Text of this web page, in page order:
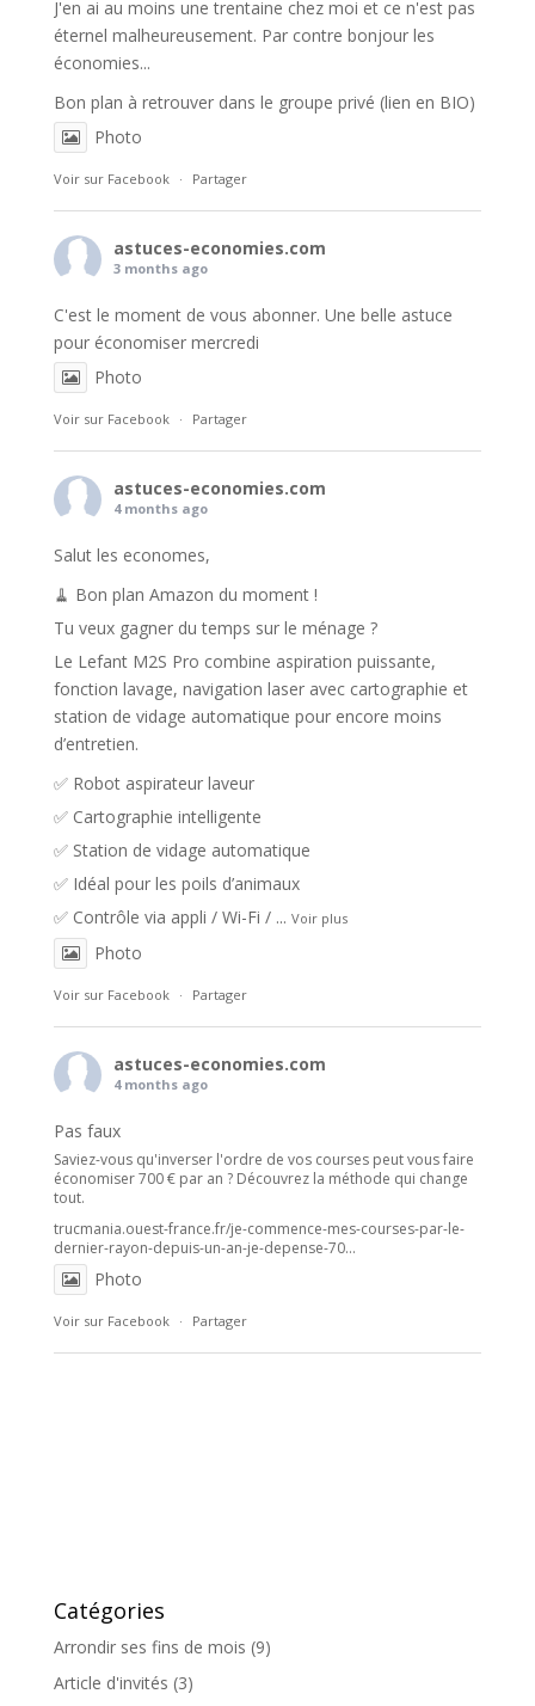
J'en ai au moins une trentaine chez moi et ce n'est pas
éternel malheureusement. Par contre bonjour les
économies...
Bon plan à retrouver dans le groupe privé (lien en BIO)
Photo
Voir sur Facebook · Partager
astuces-economies.com
3 months ago
C'est le moment de vous abonner. Une belle astuce
pour économiser mercredi
Photo
Voir sur Facebook · Partager
astuces-economies.com
4 months ago
Salut les economes,
🧹 Bon plan Amazon du moment !
Tu veux gagner du temps sur le ménage ?
Le Lefant M2S Pro combine aspiration puissante,
fonction lavage, navigation laser avec cartographie et
station de vidage automatique pour encore moins
d’entretien.
✅ Robot aspirateur laveur
✅ Cartographie intelligente
✅ Station de vidage automatique
✅ Idéal pour les poils d’animaux
✅ Contrôle via appli / Wi-Fi / ... Voir plus
Photo
Voir sur Facebook · Partager
astuces-economies.com
4 months ago
Pas faux
Saviez-vous qu'inverser l'ordre de vos courses peut vous faire
économiser 700 € par an ? Découvrez la méthode qui change
tout.
trucmania.ouest-france.fr/je-commence-mes-courses-par-le-
dernier-rayon-depuis-un-an-je-depense-70...
Photo
Voir sur Facebook · Partager
Catégories
Arrondir ses fins de mois (9)
Article d'invités (3)